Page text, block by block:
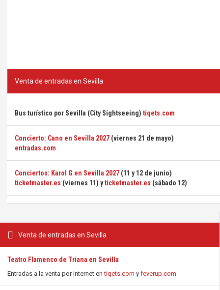
Venta de entradas en Sevilla
Teatro Flamenco de Triana en Sevilla
Entradas a la venta por internet entiqets.com y feverup.com
Venta de entradas en Sevilla
Bus turístico por Sevilla (City Sightseeing) tiqets.com
Concierto: Cano en Sevilla 2027 (viernes 21 de mayo)
entradas.com
Conciertos: Karol G en Sevilla 2027 (11 y 12 de junio)
ticketmaster.es (viernes 11) yticketmaster.es (sábado 12)